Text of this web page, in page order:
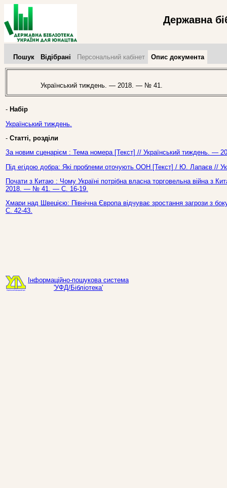
Державна
Пошук Відібрані Персональний кабінет Опис документа
Український тиждень. — 2018. — № 41.
- Набір
Український тиждень.
- Статті, розділи
За новим сценарієм : Тема номера [Текст] // Український тиждень.
Під егідою добра: Які проблеми оточують ООН [Текст] / Ю. Лапаєв
Почати з Китаю : Чому Україні потрібна власна торговельна війна з
2018. — № 41. — С. 16-19.
Хмари над Швецією: Північна Європа відчуває зростання загрози з
С. 42-43.
Інформаційно-пошукова система
'УФД/Бібліотека'